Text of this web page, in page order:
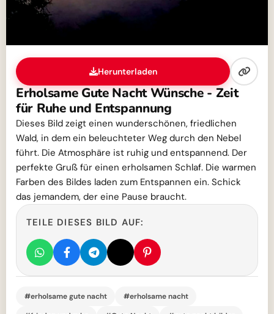
Herunterladen
Erholsame Gute Nacht Wünsche - Zeit
für Ruhe und Entspannung
Dieses Bild zeigt einen wunderschönen, friedlichen
Wald, in dem ein beleuchteter Weg durch den Nebel
führt. Die Atmosphäre ist ruhig und entspannend. Der
perfekte Gruß für einen erholsamen Schlaf. Die warmen
Farben des Bildes laden zum Entspannen ein. Schick
das jemandem, der eine Pause braucht.
TEILE DIESES BILD AUF:
#erholsame gute nacht
#erholsame nacht